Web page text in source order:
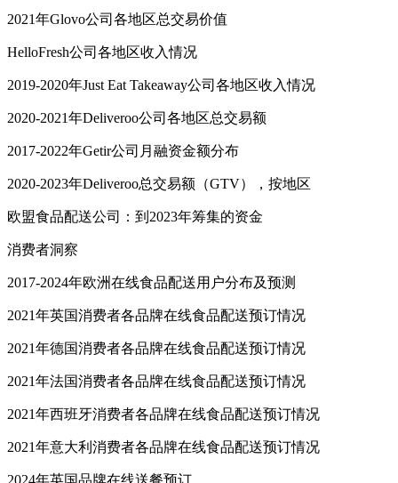
2021年Glovo公司各地区总交易价值
HelloFresh公司各地区收入情况
2019-2020年Just Eat Takeaway公司各地区收入情况
2020-2021年Deliveroo公司各地区总交易额
2017-2022年Getir公司月融资金额分布
2020-2023年Deliveroo总交易额（GTV），按地区
欧盟食品配送公司：到2023年筹集的资金
消费者洞察
2017-2024年欧洲在线食品配送用户分布及预测
2021年英国消费者各品牌在线食品配送预订情况
2021年德国消费者各品牌在线食品配送预订情况
2021年法国消费者各品牌在线食品配送预订情况
2021年西班牙消费者各品牌在线食品配送预订情况
2021年意大利消费者各品牌在线食品配送预订情况
2024年英国品牌在线送餐预订